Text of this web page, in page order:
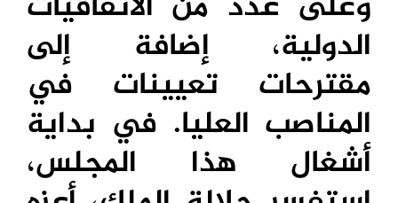
الدولية، إضافة إلى
مقترحات تعيينات في
المناصب العليا. في بداية
أشغال هذا المجلس،